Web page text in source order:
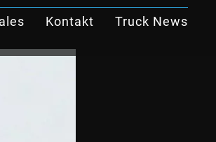
Kontakt Truck News